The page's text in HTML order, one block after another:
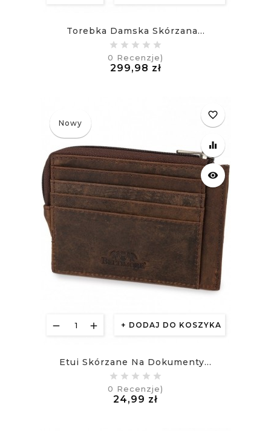
Torebka Damska Skórzana...
0 Recenzje)
299,98 złCena
Nowy
DODAJ DO KOSZYKA
favorite_border
equalizer
visibility
Etui Skórzane Na Dokumenty...
0 Recenzje)
24,99 zł